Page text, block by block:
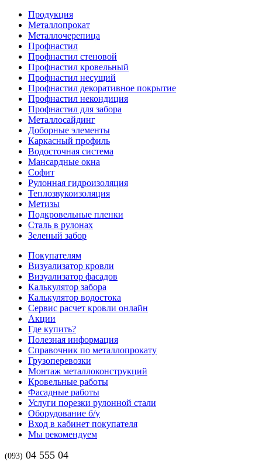
Продукция
Металлопрокат
Металлочерепица
Профнастил
Профнастил стеновой
Профнастил кровельный
Профнастил несущий
Профнастил декоративное покрытие
Профнастил некондиция
Профнастил для забора
Металлосайдинг
Доборные элементы
Каркасный профиль
Водосточная система
Мансардные окна
Софит
Рулонная гидроизоляция
Теплозвукоизоляция
Метизы
Подкровельные пленки
Сталь в рулонах
Зеленый забор
Покупателям
Визуализатор кровли
Визуализатор фасадов
Калькулятор забора
Калькулятор водостока
Сервис расчет кровли онлайн
Акции
Где купить?
Полезная информация
Справочник по металлопрокату
Грузоперевозки
Монтаж металлоконструкций
Кровельные работы
Фасадные работы
Услуги порезки рулонной стали
Оборудование б/у
Вход в кабинет покупателя
Мы рекомендуем
(093) 04 555 04